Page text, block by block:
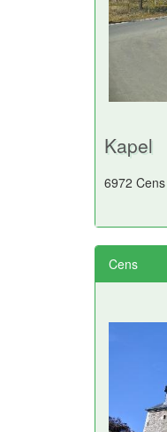
Kapel
6972 Cens
Cens